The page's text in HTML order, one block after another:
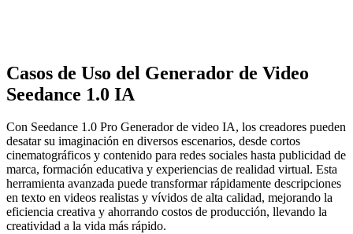
Casos de Uso del Generador de Video
Seedance 1.0 IA
Con Seedance 1.0 Pro Generador de video IA, los creadores pueden
desatar su imaginación en diversos escenarios, desde cortos
cinematográficos y contenido para redes sociales hasta publicidad de
marca, formación educativa y experiencias de realidad virtual. Esta
herramienta avanzada puede transformar rápidamente descripciones
en texto en videos realistas y vívidos de alta calidad, mejorando la
eficiencia creativa y ahorrando costos de producción, llevando la
creatividad a la vida más rápido.